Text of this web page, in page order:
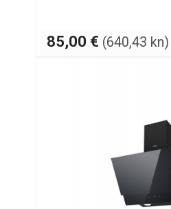
85,00 € (640,43 kn)